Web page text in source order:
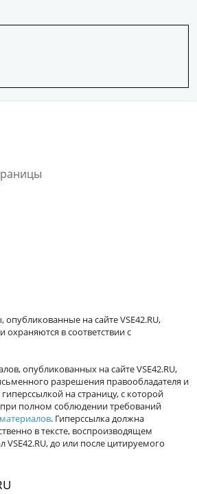
на сайте VSE42.RU,
охраняются в соответствии с
опубликованных на сайте VSE42.RU,
разрешения правообладателя и
на страницу, с которой
полном соблюдении требований
. Гиперссылка должна
в тексте, воспроизводящем
до или после цитируемого